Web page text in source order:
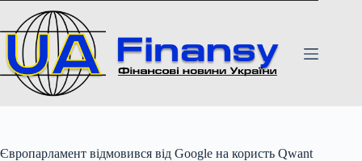
вмісту
Європарламент відмовився від Google на користь Qwant